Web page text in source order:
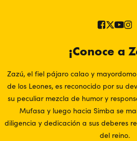
¡Conoce a
Zazú, el fiel pájaro calao y
de los Leones, es reconocido por su
su peculiar mezcla de humor y
Mufasa y luego hacia Simba se
diligencia y dedicación a sus deberes
del reino.